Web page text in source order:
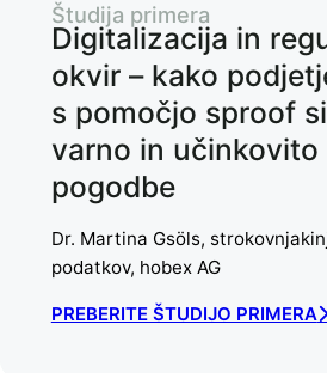
Digitalizacija in
okvir – kako
s pomočjo sproof
varno in učinkovito
pogodbe
Študija primera
Dr. Martina Gsöls,
podatkov, hobex AG
PREBERITE ŠTUDIJO PRIMERA